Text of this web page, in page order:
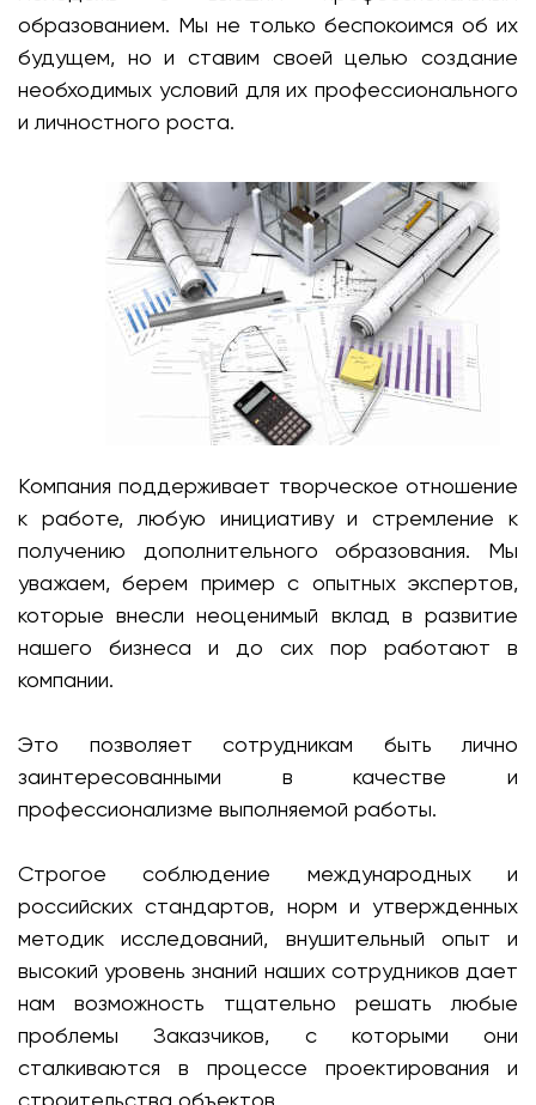
образованием. Мы не только беспокоимся об их
будущем, но и ставим своей целью создание
необходимых условий для их профессионального
и личностного роста.
Компания поддерживает творческое отношение
к работе, любую инициативу и стремление к
получению дополнительного образования. Мы
уважаем, берем пример с опытных экспертов,
которые внесли неоценимый вклад в развитие
нашего бизнеса и до сих пор работают в
компании.
Это позволяет сотрудникам быть лично
заинтересованными в качестве и
профессионализме выполняемой работы.
Строгое соблюдение международных и
российских стандартов, норм и утвержденных
методик исследований, внушительный опыт и
высокий уровень знаний наших сотрудников дает
нам возможность тщательно решать любые
проблемы Заказчиков, с которыми они
сталкиваются в процессе проектирования и
строительства объектов.